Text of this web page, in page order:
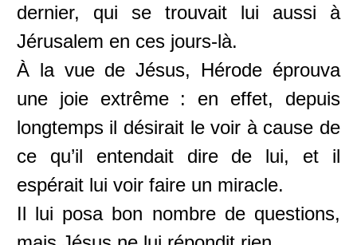
dernier, qui se trouvait lui aussi à
Jérusalem en ces jours-là.
À la vue de Jésus, Hérode éprouva
une joie extrême : en effet, depuis
longtemps il désirait le voir à cause de
ce qu’il entendait dire de lui, et il
espérait lui voir faire un miracle.
Il lui posa bon nombre de questions,